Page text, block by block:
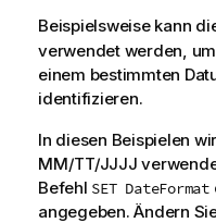
Beispielsweise kann
verwendet werden,
einem bestimmten
identifizieren.
In diesen Beispielen
MM/TT/JJJJ
Befehl SET DateFormat
angegeben. Ändern